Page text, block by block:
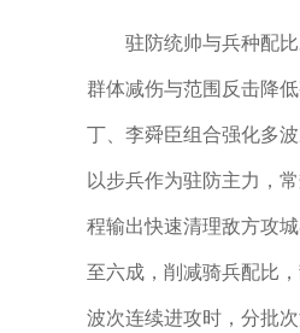
驻防统帅与兵种配
群体减伤与范围反击降
丁、李舜臣组合强化多
以步兵作为驻防主力，
程输出快速清理敌方攻
至六成，削减骑兵配比
波次连续进攻时，分批